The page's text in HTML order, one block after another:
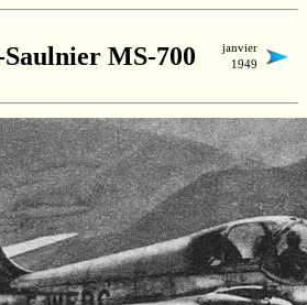
MS-700
janvier
1949